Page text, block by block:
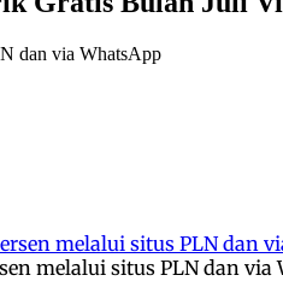
dan via WhatsApp
melalui situs PLN dan via